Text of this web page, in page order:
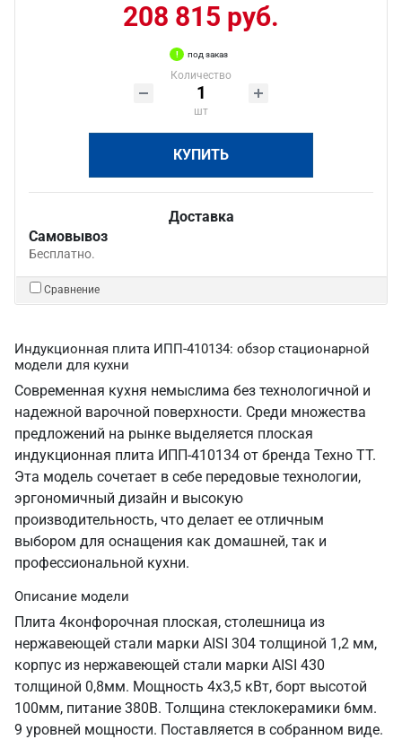
208 815 руб.
под заказ
Количество
шт
КУПИТЬ
Доставка
Самовывоз
Бесплатно.
Сравнение
Индукционная плита ИПП-410134: обзор стационарной
модели для кухни
Современная кухня немыслима без технологичной и
надежной варочной поверхности. Среди множества
предложений на рынке выделяется плоская
индукционная плита ИПП-410134 от бренда Техно ТТ.
Эта модель сочетает в себе передовые технологии,
эргономичный дизайн и высокую
производительность, что делает ее отличным
выбором для оснащения как домашней, так и
профессиональной кухни.
Описание модели
Плита 4конфорочная плоская, столешница из
нержавеющей стали марки AISI 304 толщиной 1,2 мм,
корпус из нержавеющей стали марки AISI 430
толщиной 0,8мм. Мощность 4х3,5 кВт, борт высотой
100мм, питание 380В. Толщина стеклокерамики 6мм.
9 уровней мощности. Поставляется в собранном виде.